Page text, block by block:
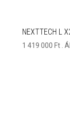
NEXTTECH L
1 419 000 Ft .